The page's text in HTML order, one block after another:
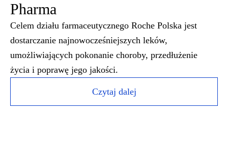
Pharma
Celem działu farmaceutycznego Roche Polska jest
dostarczanie najnowocześniejszych leków,
umożliwiających pokonanie choroby, przedłużenie
życia i poprawę jego jakości.
Czytaj dalej